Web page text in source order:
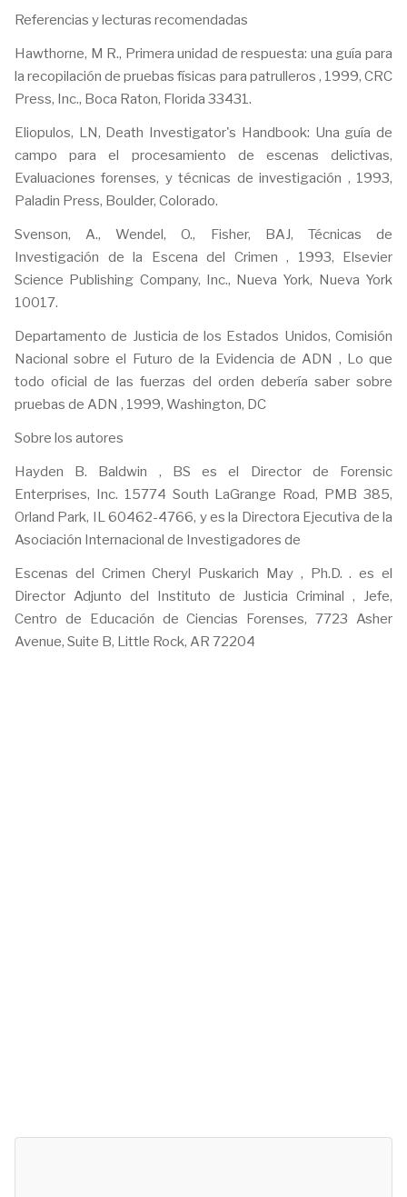
Referencias y lecturas recomendadas
Hawthorne, M R., Primera unidad de respuesta: una guía para
la recopilación de pruebas físicas para patrulleros , 1999, CRC
Press, Inc., Boca Raton, Florida 33431.
Eliopulos, LN, Death Investigator's Handbook: Una guía de
campo para el procesamiento de escenas delictivas,
Evaluaciones forenses, y técnicas de investigación , 1993,
Paladin Press, Boulder, Colorado.
Svenson, A., Wendel, O., Fisher, BAJ, Técnicas de
Investigación de la Escena del Crimen , 1993, Elsevier
Science Publishing Company, Inc., Nueva York, Nueva York
10017.
Departamento de Justicia de los Estados Unidos, Comisión
Nacional sobre el Futuro de la Evidencia de ADN , Lo que
todo oficial de las fuerzas del orden debería saber sobre
pruebas de ADN , 1999, Washington, DC
Sobre los autores
Hayden B. Baldwin , BS es el Director de Forensic
Enterprises, Inc. 15774 South LaGrange Road, PMB 385,
Orland Park, IL 60462-4766, y es la Directora Ejecutiva de la
Asociación Internacional de Investigadores de
Escenas del Crimen Cheryl Puskarich May , Ph.D. . es el
Director Adjunto del Instituto de Justicia Criminal , Jefe,
Centro de Educación de Ciencias Forenses, 7723 Asher
Avenue, Suite B, Little Rock, AR 72204